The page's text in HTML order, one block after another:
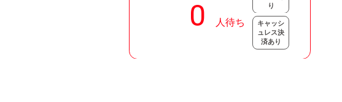
り
キャッシ
ュレス決
済あり